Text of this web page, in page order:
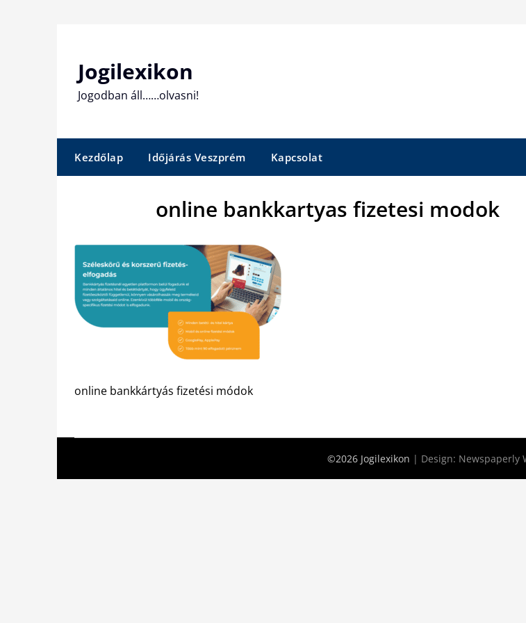
Jogilexikon
Jogodban áll……olvasni!
Kezdőlap Időjárás Veszprém Kapcsolat
online bankkartyas fizetesi modok
online bankkártyás fizetési módok
©2026 Jogilexikon | Design: Newspaperly